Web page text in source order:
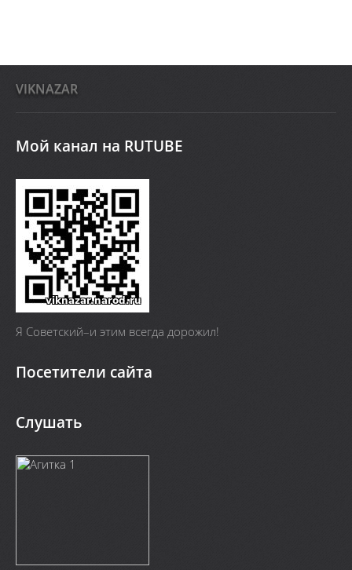
VIKNAZAR
Мой канал на RUTUBE
Я Cоветский–и этим всегда дорожил!
Посетители сайта
Слушать